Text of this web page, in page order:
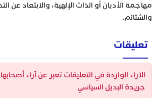
مهاجمة الأديان أو الذات الإلهية، والابتعاد عن
والشتائم.
تعليقات
الآراء الواردة في التعليقات تعبر عن آراء
جريدة البديل السياسي